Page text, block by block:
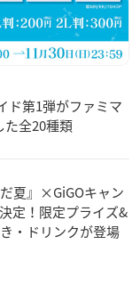
ド第1弾がファミマ
た全20種類
だ夏』×GiGOキャン
定！限定プライズ&
・ドリンクが登場